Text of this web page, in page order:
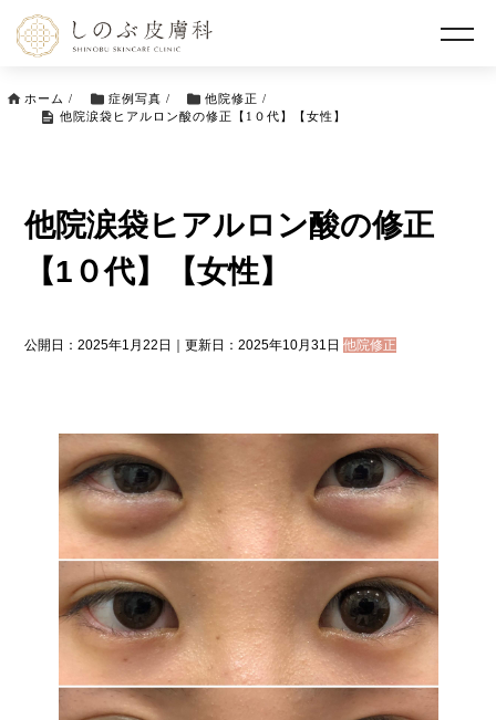
ホーム / 症例写真 / 他院修正 /
他院涙袋ヒアルロン酸の修正【1０代】【女性】
他院涙袋ヒアルロン酸の修正
【1０代】【女性】
公開日：2025年1月22日｜更新日：2025年10月31日 他院修正